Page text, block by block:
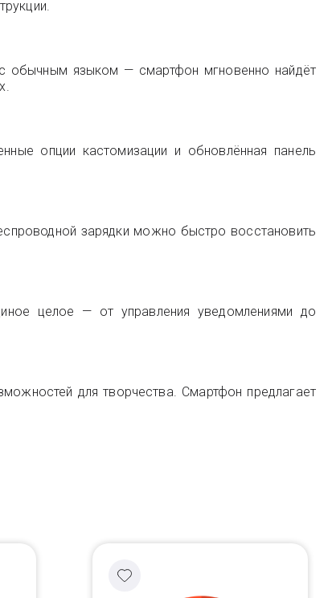
обычным языком — смартфон мгновенно найдёт
опции кастомизации и обновлённая панель
зарядки можно быстро восстановить
целое — от управления уведомлениями до
для творчества. Смартфон предлагает